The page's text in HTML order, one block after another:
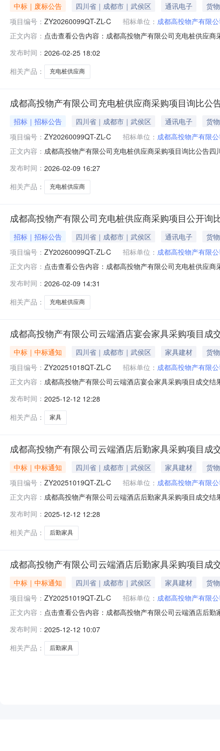
中标｜废标公告 四川省｜成都市｜武侯区 通讯电子
货物
项目编号： ZY20260099QT-ZL-C 招标单位： 成都高投物产有限
正文内容： 点击查看公告内容：成都高投物产有限公司充电桩供应商
发布时间： 2026-02-25 18:02
相关产品：
充电桩供应商
成都高投物产有限公司充电桩供应商采购项目询比公
招标｜招标公告 四川省｜成都市｜武侯区 通讯电子
货物
项目编号： ZY20260099QT-ZL-C 招标单位： 成都高投物产有限
正文内容： 成都高投物产有限公司充电桩供应商采购项目询比公告
已落实四、公开询比项目简介：1、采购内容：成都高投
供应商参加本次采购活动应具备
发布时间： 2026-02-09 16:27
相关产品：
充电桩供应商
成都高投物产有限公司充电桩供应商采购项目公开询
招标｜招标公告 四川省｜成都市｜武侯区 通讯电子
货物
项目编号： ZY20260099QT-ZL-C 招标单位： 成都高投物产有限
正文内容： 点击查看公告内容：成都高投物产有限公司充电桩供应
发布时间： 2026-02-09 14:31
相关产品：
充电桩供应商
成都高投物产有限公司云端酒店宴会家具采购项目成
中标｜中标通知 四川省｜成都市｜武侯区 家具建材
货物
项目编号： ZY20251018QT-ZL-C 招标单位： 成都高投物产有限
正文内容： 成都高投物产有限公司云端酒店宴会家具采购项目成交
比文件的规定，经评审确定本项目：中选人：德尚酒店
市高新区益州大道
发布时间： 2025-12-12 12:28
相关产品：
家具
成都高投物产有限公司云端酒店后勤家具采购项目成
中标｜中标通知 四川省｜成都市｜武侯区 家具建材
货物
项目编号： ZY20251019QT-ZL-C 招标单位： 成都高投物产有限
正文内容： 成都高投物产有限公司云端酒店后勤家具采购项目成交
规定，经评审确定本项目：中选人：四川青田家具实业
中段1800号天
发布时间： 2025-12-12 12:28
相关产品：
后勤家具
成都高投物产有限公司云端酒店后勤家具采购项目成
中标｜中标通知 四川省｜成都市｜武侯区 家具建材
货物
项目编号： ZY20251019QT-ZL-C 招标单位： 成都高投物产有限
正文内容： 点击查看公告内容：成都高投物产有限公司云端酒店后
发布时间： 2025-12-12 10:07
相关产品：
后勤家具